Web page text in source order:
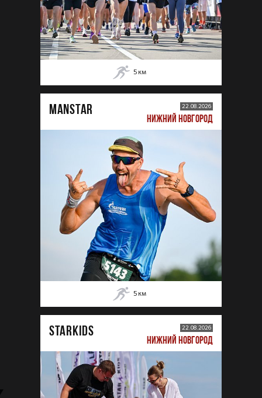
5 км
MANSTAR 22.08.2026
НИЖНИЙ НОВГОРОД
5 км
STARKIDS 22.08.2026
НИЖНИЙ НОВГОРОД